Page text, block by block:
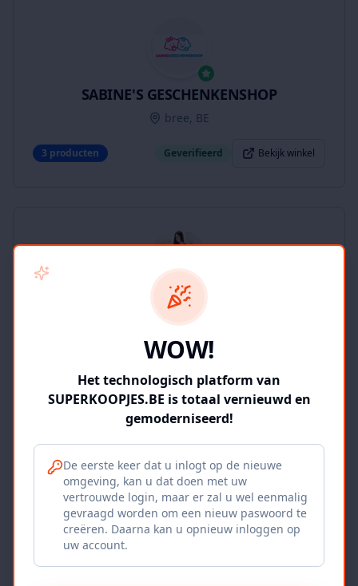
SABINE'S GESCHENKENSHOP
bree, BE
3 producten Geverifieerd Bekijk winkel
SUPERKOOPJES.BE
Geverifieerd
Iepers Kwartier
Ieper, BE
WOW!
Het technologisch platform van
SUPERKOOPJES.BE is totaal vernieuwd en
gemoderniseerd!
De eerste keer dat u inlogt op de nieuwe
omgeving, kan u dat doen met uw
vertrouwde login, maar er zal u wel eenmalig
gevraagd worden om een nieuw paswoord te
creëren. Daarna kan u opnieuw inloggen op
uw account.